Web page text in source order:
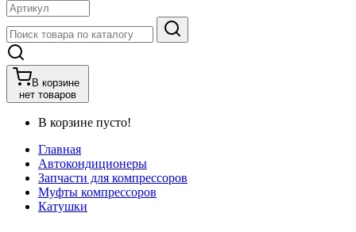
В корзине
нет товаров
В корзине пусто!
Главная
Автокондиционеры
Запчасти для компрессоров
Муфты компрессоров
Катушки